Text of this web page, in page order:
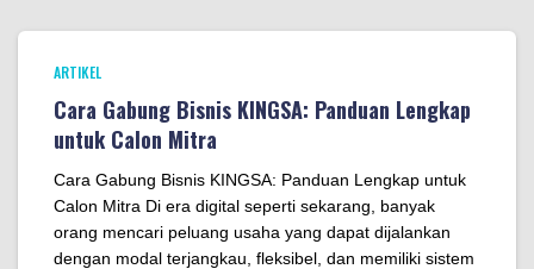
ARTIKEL
Cara Gabung Bisnis KINGSA: Panduan Lengkap
untuk Calon Mitra
Cara Gabung Bisnis KINGSA: Panduan Lengkap untuk
Calon Mitra Di era digital seperti sekarang, banyak
orang mencari peluang usaha yang dapat dijalankan
dengan modal terjangkau, fleksibel, dan memiliki sistem